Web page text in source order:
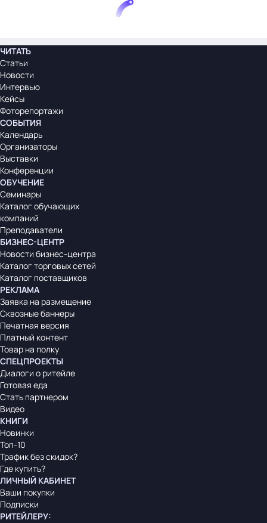
ЧИТАТЬ
Статьи
Новости
Интервью
Кейсы
Фоторепортажи
СОБЫТИЯ
Календарь
Организаторы
Выставки
Конференции
ОБУЧЕНИЕ
Семинары
Каталог обучающих
компаний
Преподаватели
БИЗНЕС-ЦЕНТР
Новости бизнес-центра
Каталог торговых сетей
Каталог поставщиков
РЕКЛАМА
Заявка на размещение
Сквозные баннеры
Печатная версия
Платный контент
Товар на полку
СПЕЦПРОЕКТЫ
Диалоги о ритейле
Готовая еда
Стать партнером
Видео
КНИГИ
Новинки
Топ-10
Трафик без скидок?
Где купить?
ЛИЧНЫЙ КАБИНЕТ
Ваши покупки
Подписки
РИТЕЙЛЕРУ: